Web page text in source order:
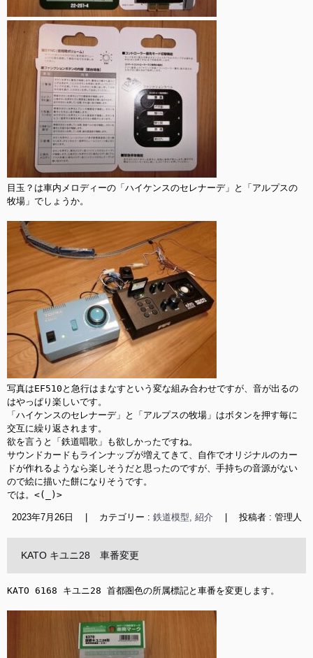
目玉？は車内メロディーの「ハイケンスのセレナーデ」と「アルプスの
牧場」でしょうか。
写真はEF510と急行はまなすという変な組み合わせですが、音が出るの
はやっぱり楽しいです。
「ハイケンスのセレナーデ」と「アルプスの牧場」はボタンを押す毎に
交互に繰り返されます。
欲を言うと「鉄道唱歌」も欲しかったですね。
サウンドカードもラインナップが増えてきて、自作でオリジナルのカー
ドが作れるようなら楽しそうだと思ったのですが、手持ちの音源がない
ので絵に描いた餅になりそうです。
では。<(_)>
2023年7月26日 カテゴリー : 鉄道模型, 紹介 投稿者 : 管理人
KATO キユニ28 車番変更
KATO 6168 キユニ28 首都圏色の所属標記と車番を変更します。